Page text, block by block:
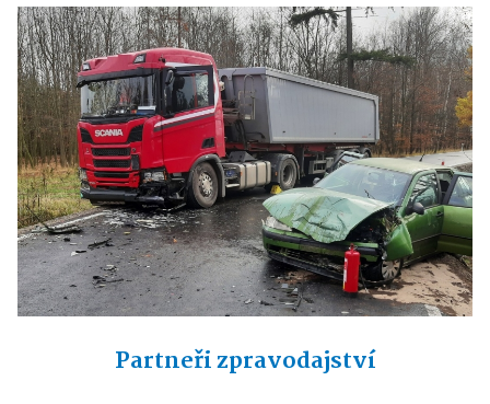
Partneři zpravodajství